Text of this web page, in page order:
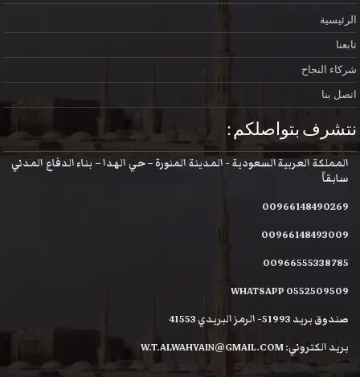
الرئيسية
تابعنا
شركاء النجاح
اتصل بنا
نتشرف بتواصلكم :
المملكة العربية السعودية - المدينة المنورة – حي الهدا – بناء الدفاع المدني
سابقاً
00966148490269
00966148493009
00966555338785
WHATSAPP 0552509509
صندوق بريد 51993- الرمز البريدي 41553
بريد الكتروني: W.T.ALWAHYAIN@GMAIL.COM